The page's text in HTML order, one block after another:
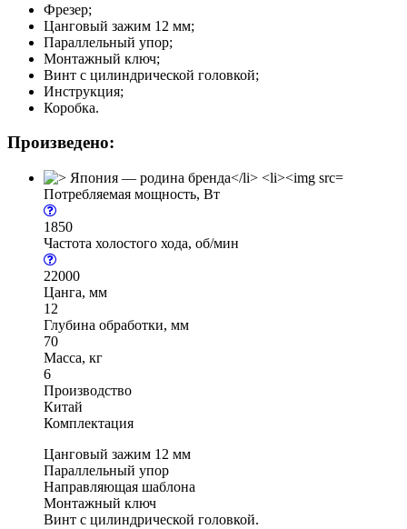
Фрезер;
Цанговый зажим 12 мм;
Параллельный упор;
Монтажный ключ;
Винт с цилиндрической головкой;
Инструкция;
Коробка.
Произведено:
Потребляемая мощность, Вт
1850
Частота холостого хода, об/мин
22000
Цанга, мм
12
Глубина обработки, мм
70
Масса, кг
6
Производство
Китай
Комплектация
Цанговый зажим 12 мм
Параллельный упор
Направляющая шаблона
Монтажный ключ
Винт с цилиндрической головкой.